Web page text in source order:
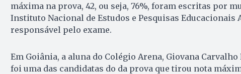
máxima na prova, 42, ou seja, 76%, foram escritas por
Instituto Nacional de Estudos e Pesquisas Educacionais
responsável pelo exame.
Em Goiânia, a aluna do Colégio Arena, Giovana Carvalho
foi uma das candidatas do da prova que tirou nota